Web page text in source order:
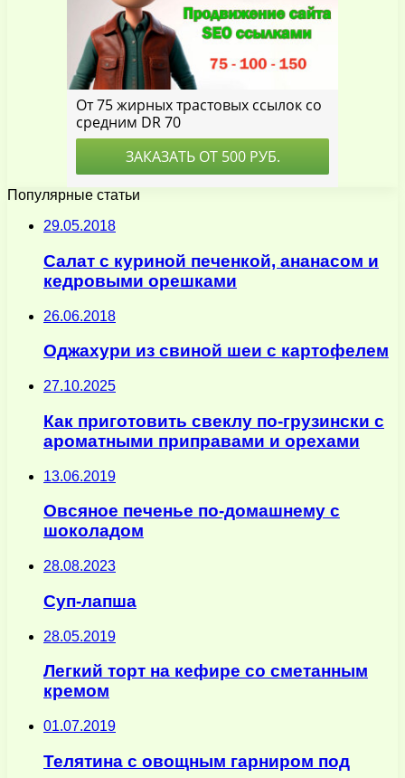
Популярные статьи
29.05.2018
Салат с куриной печенкой, ананасом и
кедровыми орешками
26.06.2018
Оджахури из свиной шеи с картофелем
27.10.2025
Как приготовить свеклу по-грузински с
ароматными приправами и орехами
13.06.2019
Овсяное печенье по-домашнему с
шоколадом
28.08.2023
Суп-лапша
28.05.2019
Легкий торт на кефире со сметанным
кремом
01.07.2019
Телятина с овощным гарниром под